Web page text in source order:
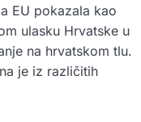
EU pokazala kao
ulasku Hrvatske u
na hrvatskom tlu.
je iz različitih